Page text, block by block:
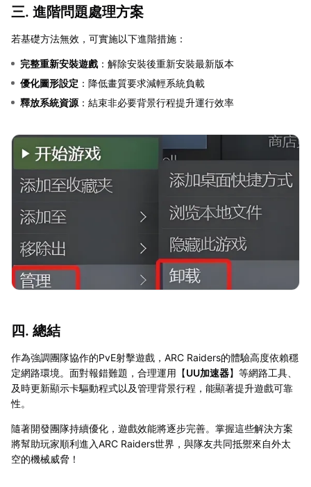
三. 進階問題處理方案
若基礎方法無效，可實施以下進階措施：
完整重新安裝遊戲：解除安裝後重新安裝最新版本
優化圖形設定 ：降低畫質要求減輕系統負載
釋放系統資源 ：結束非必要背景行程提升運行效率
四. 總結
作為強調團隊協作的PvE射擊遊戲，ARC Raiders的體驗高度依賴穩
定網路環境。面對報錯難題，合理運用【UU加速器】等網路工具、
及時更新顯示卡驅動程式以及管理背景行程，能顯著提升遊戲可靠
性。
隨著開發團隊持續優化，遊戲效能將逐步完善。掌握這些解決方案
將幫助玩家順利進入ARC Raiders世界，與隊友共同抵禦來自外太
空的機械威脅！